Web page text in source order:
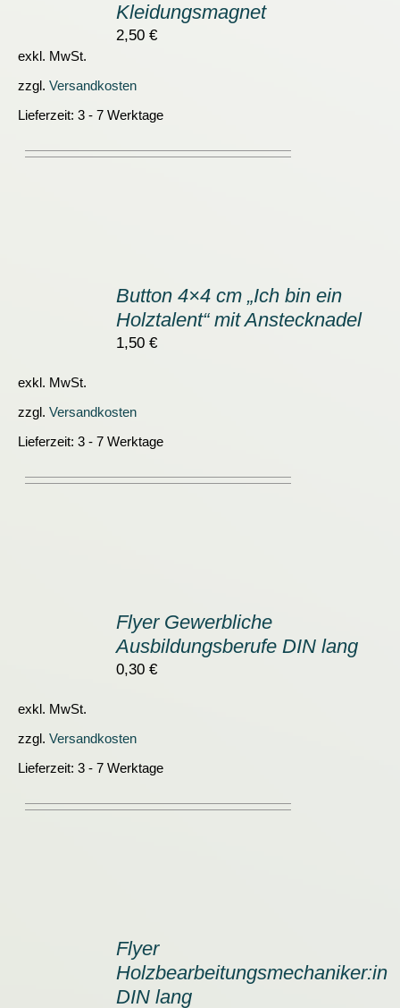
Kleidungsmagnet
2,50€
exkl. MwSt.
zzgl. Versandkosten
Lieferzeit: 3 - 7 Werktage
Button 4×4 cm „Ich bin ein
Holztalent“ mit Anstecknadel
1,50€
exkl. MwSt.
zzgl. Versandkosten
Lieferzeit: 3 - 7 Werktage
Flyer Gewerbliche
Ausbildungsberufe DIN lang
0,30€
exkl. MwSt.
zzgl. Versandkosten
Lieferzeit: 3 - 7 Werktage
Flyer
Holzbearbeitungsmechaniker:in
DIN lang